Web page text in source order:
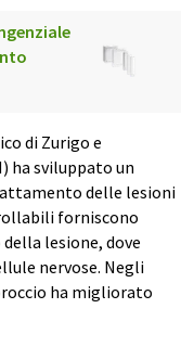
di Zurigo e
ha sviluppato un
delle lesioni
forniscono
lesione, dove
nervose. Negli
ha migliorato